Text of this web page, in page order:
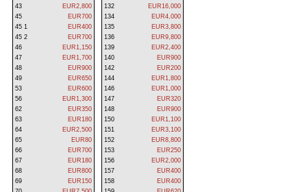
43
EUR2,800
45
EUR700
45 1
EUR400
45 2
EUR700
46
EUR1,150
47
EUR1,700
48
EUR900
49
EUR650
53
EUR600
56
EUR1,300
62
EUR350
63
EUR180
64
EUR2,500
65
EUR80
66
EUR700
67
EUR180
68
EUR800
69
EUR150
132
EUR16,000
134
EUR4,000
135
EUR3,800
136
EUR9,800
139
EUR2,400
140
EUR900
142
EUR200
144
EUR1,800
146
EUR1,000
147
EUR320
148
EUR900
150
EUR1,100
151
EUR3,100
152
EUR8,800
153
EUR250
156
EUR2,000
157
EUR400
158
EUR400